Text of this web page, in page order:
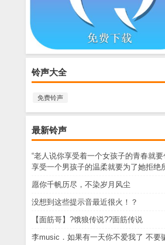
铃声大全
免费铃声
最新铃声
“老人说你享受着一个女孩子的青春就
享受一个男孩子的温柔就要为了她拒绝
愿你千帆历尽，不染岁月风尘
没想到这些提示音最近很火！？
【面筋哥】?饿狼传说??面筋传说
李music．如果有一天你不爱我了 不要